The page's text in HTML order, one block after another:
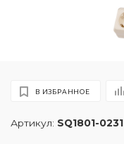
Артикул: SQ1801-0231
В ИЗБРАННОЕ